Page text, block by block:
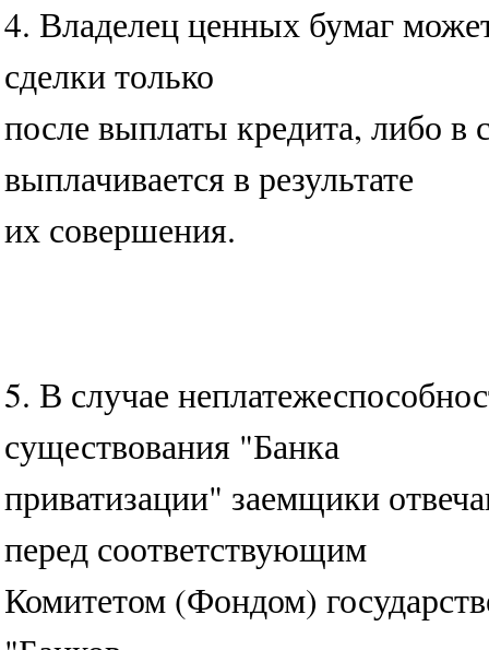
4. Владелец ценных бумаг
сделки только
после выплаты кредита, либо в
выплачивается в результате
их совершения.
5. В случае
существования "Банка
приватизации" заемщики
перед соответствующим
Комитетом (Фондом)